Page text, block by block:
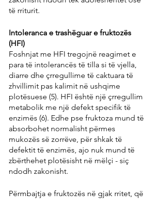
të rriturit.
Intoleranca e trashëguar e fruktozës
(HFI)
Foshnjat me HFI tregojnë reagimet e
para të intolerancës të tilla si të vjella,
diarre dhe çrregullime të caktuara të
zhvillimit pas kalimit në ushqime
plotësuese (5). HFI është një çrregullim
metabolik me një defekt specifik të
enzimës (6). Edhe pse fruktoza mund të
absorbohet normalisht përmes
mukozës së zorrëve, për shkak të
defektit të enzimës, ajo nuk mund të
zbërthehet plotësisht në mëlçi - siç
ndodh zakonisht.
Përmbajtja e fruktozës në gjak rritet, që